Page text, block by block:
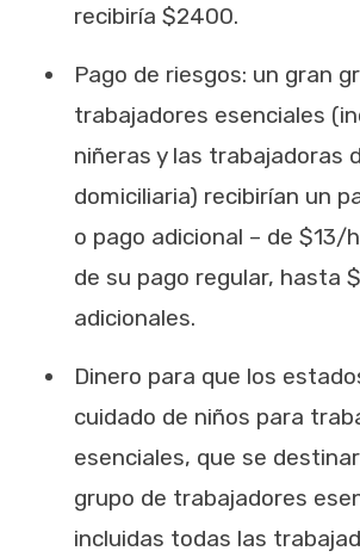
recibiría $2400.
Pago de riesgos: un gran
trabajadores esenciales
niñeras y las trabajadoras
domiciliaria) recibirían un
o pago adicional – de $13/
de su pago regular, hasta
adicionales.
Dinero para que los
cuidado de niños para
esenciales, que se
grupo de trabajadores
incluidas todas las